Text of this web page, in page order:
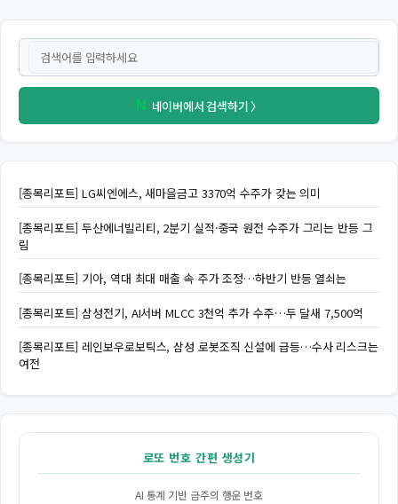
N 네이버에서 검색하기 〉
[종목리포트] LG씨엔에스, 새마을금고 3370억 수주가 갖는 의미
[종목리포트] 두산에너빌리티, 2분기 실적·중국 원전 수주가 그리는 반등 그
림
[종목리포트] 기아, 역대 최대 매출 속 주가 조정…하반기 반등 열쇠는
[종목리포트] 삼성전기, AI서버 MLCC 3천억 추가 수주…두 달새 7,500억
[종목리포트] 레인보우로보틱스, 삼성 로봇조직 신설에 급등…수사 리스크는
여전
로또 번호 간편 생성기
AI 통계 기반 금주의 행운 번호